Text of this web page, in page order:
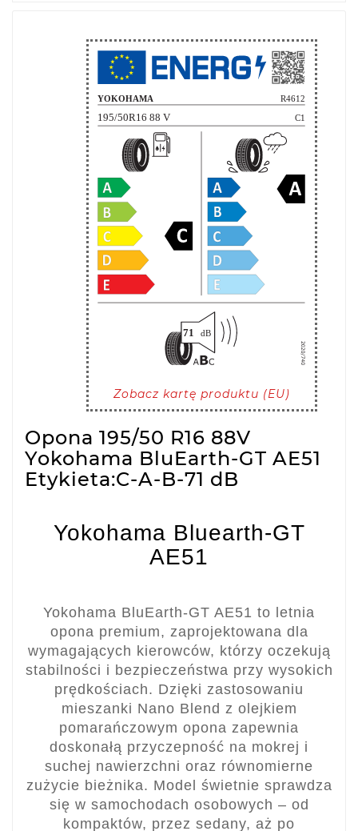
Zobacz kartę produktu (EU)
Opona 195/50 R16 88V
Yokohama BluEarth-GT AE51
Etykieta:C-A-B-71 dB
Yokohama Bluearth-GT
AE51
Yokohama BluEarth-GT AE51 to letnia
opona premium, zaprojektowana dla
wymagających kierowców, którzy oczekują
stabilności i bezpieczeństwa przy wysokich
prędkościach. Dzięki zastosowaniu
mieszanki Nano Blend z olejkiem
pomarańczowym opona zapewnia
doskonałą przyczepność na mokrej i
suchej nawierzchni oraz równomierne
zużycie bieżnika. Model świetnie sprawdza
się w samochodach osobowych – od
kompaktów, przez sedany, aż po